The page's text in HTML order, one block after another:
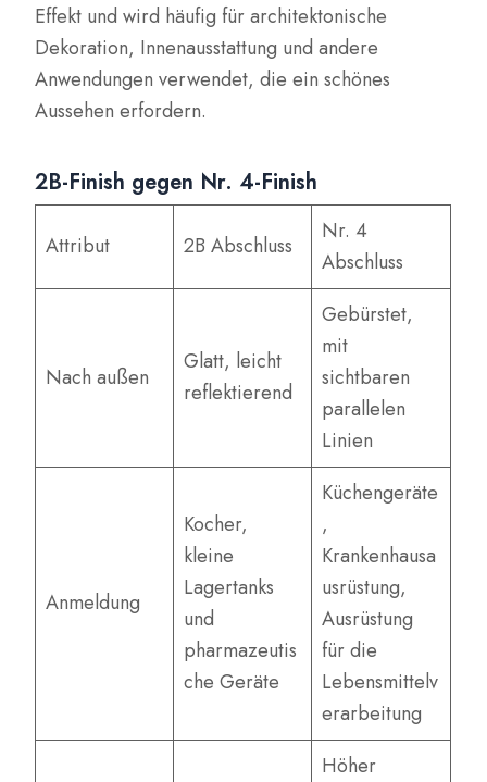
Effekt und wird häufig für architektonische
Dekoration, Innenausstattung und andere
Anwendungen verwendet, die ein schönes
Aussehen erfordern.
2B-Finish gegen Nr. 4-Finish
Attribut 2B Abschluss
Nr. 4
Abschluss
Nach außen
Glatt, leicht
reflektierend
Gebürstet,
mit
sichtbaren
parallelen
Linien
Anmeldung
Kocher,
kleine
Lagertanks
und
pharmazeutis
che Geräte
Küchengeräte
,
Krankenhausa
usrüstung,
Ausrüstung
für die
Lebensmittelv
erarbeitung
Höher